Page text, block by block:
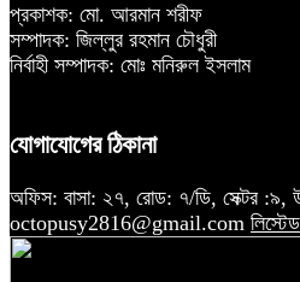
প্রকাশক: মো. আরমান শরীফ
সম্পাদক: জিল্লুর রহমান চৌধুরী
নির্বাহী সম্পাদক: মোঃ মনিরুল ইসলাম
যোগাযোগের ঠিকানা
অফিস: বাসা: ২৭, রোড: ৭/ডি, সেক্টর :৯,
octopusy2816@gmail.com